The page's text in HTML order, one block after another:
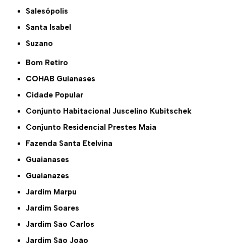
Salesópolis
Santa Isabel
Suzano
Bom Retiro
COHAB Guianases
Cidade Popular
Conjunto Habitacional Juscelino Kubitschek
Conjunto Residencial Prestes Maia
Fazenda Santa Etelvina
Guaianases
Guaianazes
Jardim Marpu
Jardim Soares
Jardim São Carlos
Jardim São João